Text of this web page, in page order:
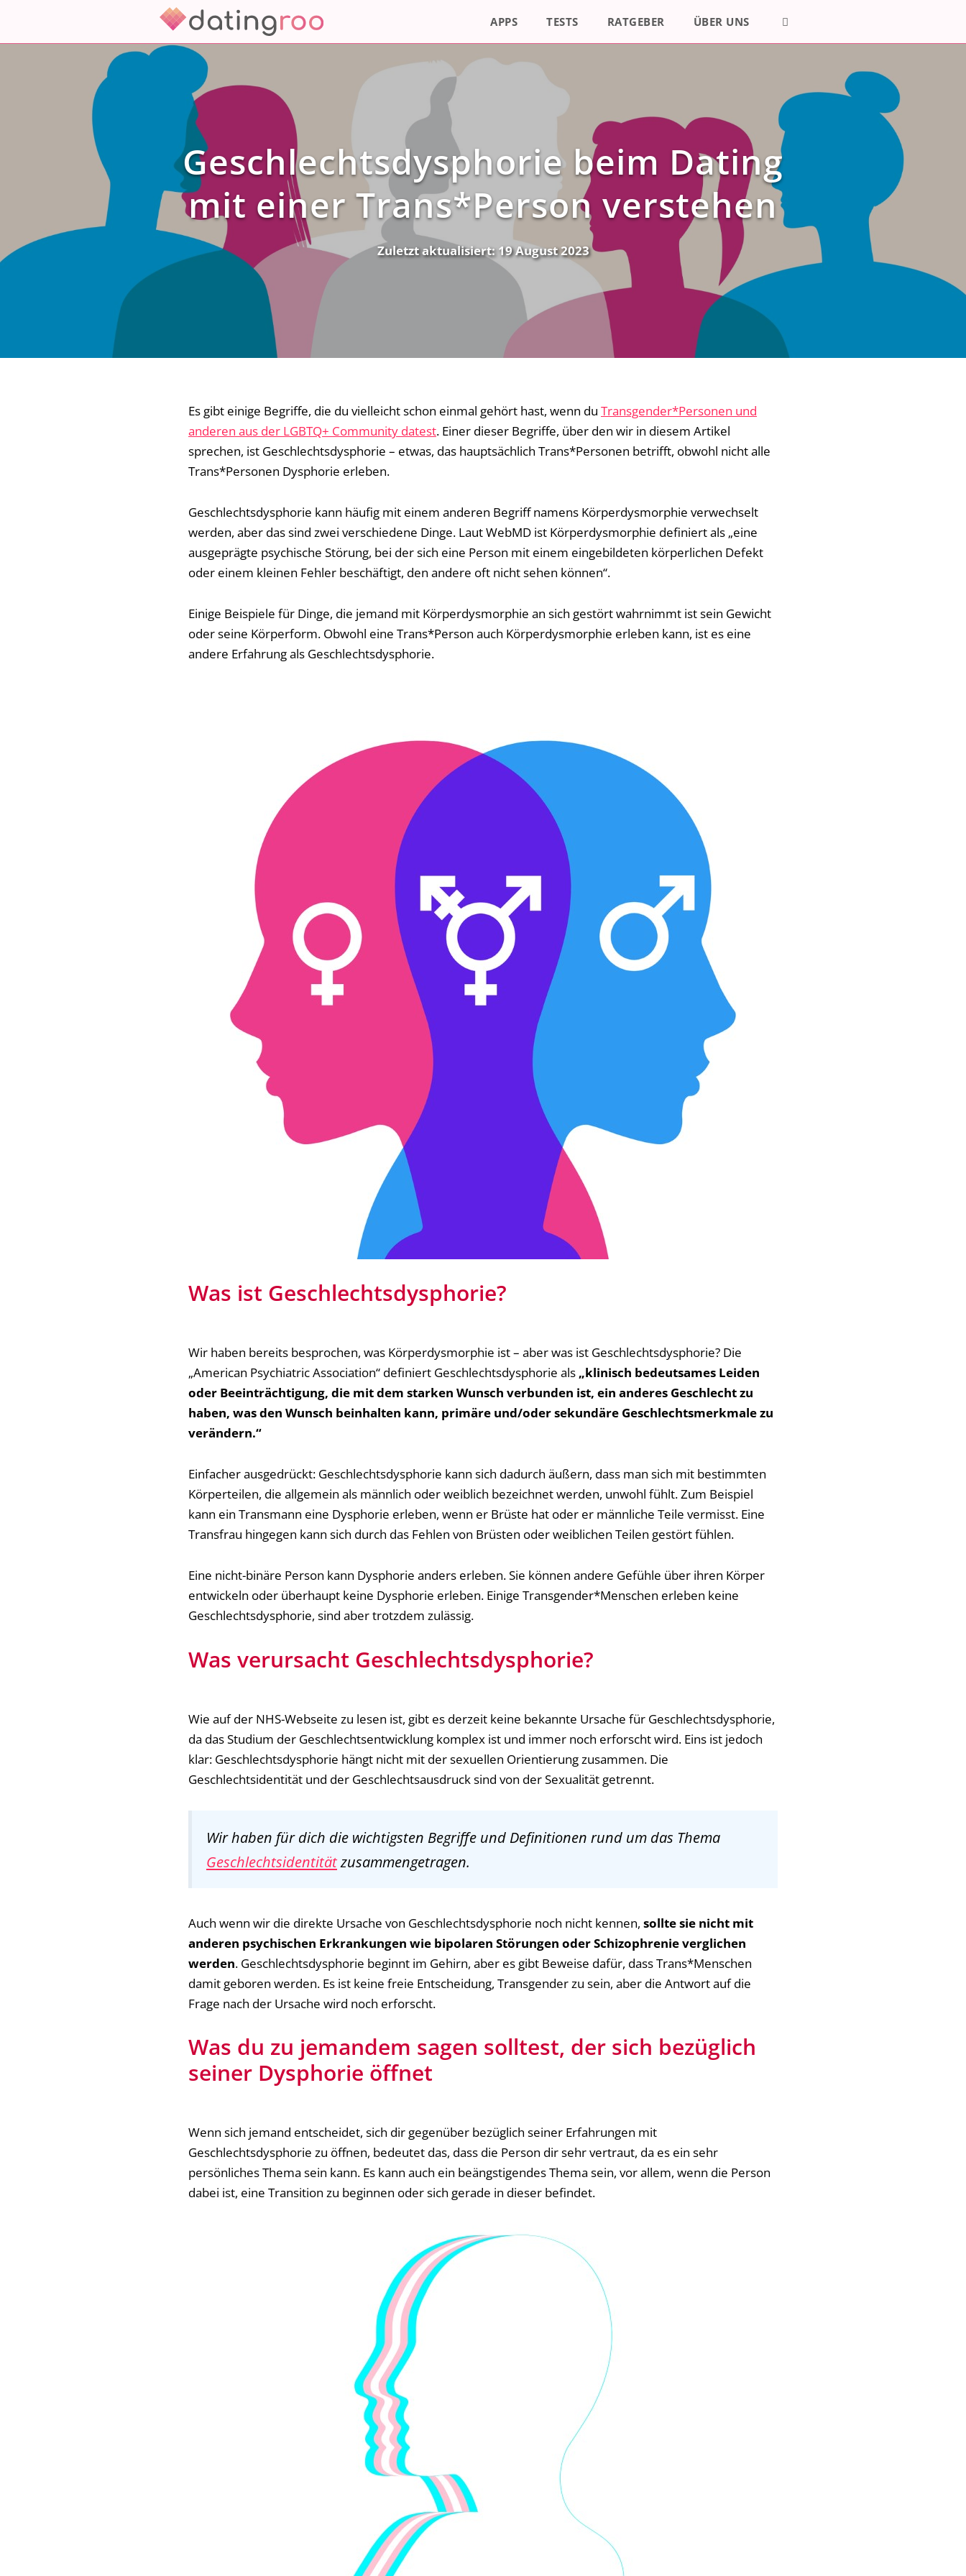
springen
APPS TESTS RATGEBER ÜBER UNS
Geschlechtsdysphorie beim Dating
mit einer Trans*Person verstehen
Zuletzt aktualisiert:19 August 2023
Es gibt einige Begriffe, die du vielleicht schon einmal gehört hast, wenn du Transgender*Personen und
anderen aus der LGBTQ+ Community datest. Einer dieser Begriffe, über den wir in diesem Artikel
sprechen, ist Geschlechtsdysphorie – etwas, das hauptsächlich Trans*Personen betrifft, obwohl nicht alle
Trans*Personen Dysphorie erleben.
Geschlechtsdysphorie kann häufig mit einem anderen Begriff namens Körperdysmorphie verwechselt
werden, aber das sind zwei verschiedene Dinge. Laut WebMD ist Körperdysmorphie definiert als „eine
ausgeprägte psychische Störung, bei der sich eine Person mit einem eingebildeten körperlichen Defekt
oder einem kleinen Fehler beschäftigt, den andere oft nicht sehen können“.
Einige Beispiele für Dinge, die jemand mit Körperdysmorphie an sich gestört wahrnimmt ist sein Gewicht
oder seine Körperform. Obwohl eine Trans*Person auch Körperdysmorphie erleben kann, ist es eine
andere Erfahrung als Geschlechtsdysphorie.
Was ist Geschlechtsdysphorie?
Wir haben bereits besprochen, was Körperdysmorphie ist – aber was ist Geschlechtsdysphorie? Die
„American Psychiatric Association“ definiert Geschlechtsdysphorie als „klinisch bedeutsames Leiden
oder Beeinträchtigung, die mit dem starken Wunsch verbunden ist, ein anderes Geschlecht zu
haben, was den Wunsch beinhalten kann, primäre und/oder sekundäre Geschlechtsmerkmale zu
verändern.“
Einfacher ausgedrückt: Geschlechtsdysphorie kann sich dadurch äußern, dass man sich mit bestimmten
Körperteilen, die allgemein als männlich oder weiblich bezeichnet werden, unwohl fühlt. Zum Beispiel
kann ein Transmann eine Dysphorie erleben, wenn er Brüste hat oder er männliche Teile vermisst. Eine
Transfrau hingegen kann sich durch das Fehlen von Brüsten oder weiblichen Teilen gestört fühlen.
Eine nicht-binäre Person kann Dysphorie anders erleben. Sie können andere Gefühle über ihren Körper
entwickeln oder überhaupt keine Dysphorie erleben. Einige Transgender*Menschen erleben keine
Geschlechtsdysphorie, sind aber trotzdem zulässig.
Was verursacht Geschlechtsdysphorie?
Wie auf der NHS-Webseite zu lesen ist, gibt es derzeit keine bekannte Ursache für Geschlechtsdysphorie,
da das Studium der Geschlechtsentwicklung komplex ist und immer noch erforscht wird. Eins ist jedoch
klar: Geschlechtsdysphorie hängt nicht mit der sexuellen Orientierung zusammen. Die
Geschlechtsidentität und der Geschlechtsausdruck sind von der Sexualität getrennt.
Wir haben für dich die wichtigsten Begriffe und Definitionen rund um das Thema
Geschlechtsidentitätzusammengetragen.
Auch wenn wir die direkte Ursache von Geschlechtsdysphorie noch nicht kennen, sollte sie nicht mit
anderen psychischen Erkrankungen wie bipolaren Störungen oder Schizophrenie verglichen
werden. Geschlechtsdysphorie beginnt im Gehirn, aber es gibt Beweise dafür, dass Trans*Menschen
damit geboren werden. Es ist keine freie Entscheidung, Transgender zu sein, aber die Antwort auf die
Frage nach der Ursache wird noch erforscht.
Was du zu jemandem sagen solltest, der sich bezüglich
seiner Dysphorie öffnet
Wenn sich jemand entscheidet, sich dir gegenüber bezüglich seiner Erfahrungen mit
Geschlechtsdysphorie zu öffnen, bedeutet das, dass die Person dir sehr vertraut, da es ein sehr
persönliches Thema sein kann. Es kann auch ein beängstigendes Thema sein, vor allem, wenn die Person
dabei ist, eine Transition zu beginnen oder sich gerade in dieser befindet.